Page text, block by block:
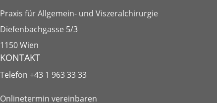
Praxis für Allgemein- und Viszeralchirurgie
Diefenbachgasse 5/3
1150 Wien
KONTAKT
Telefon +43 1 963 33 33
Onlinetermin vereinbaren